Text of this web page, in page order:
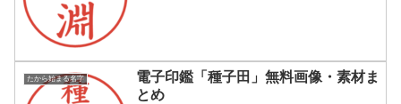
たから始まる名字
電子印鑑「種子田」無料画像・素材ま
とめ